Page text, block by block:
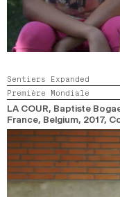
Sentiers Expanded
Première Mondiale
LA COUR, Baptiste
France, Belgium, 2017,